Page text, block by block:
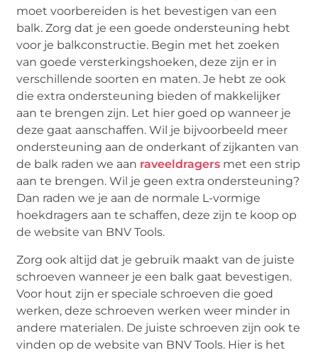
moet voorbereiden is het bevestigen van een
balk. Zorg dat je een goede ondersteuning hebt
voor je balkconstructie. Begin met het zoeken
van goede versterkingshoeken, deze zijn er in
verschillende soorten en maten. Je hebt ze ook
die extra ondersteuning bieden of makkelijker
aan te brengen zijn. Let hier goed op wanneer je
deze gaat aanschaffen. Wil je bijvoorbeeld meer
ondersteuning aan de onderkant of zijkanten van
de balk raden we aan raveeldragers met een strip
aan te brengen. Wil je geen extra ondersteuning?
Dan raden we je aan de normale L-vormige
hoekdragers aan te schaffen, deze zijn te koop op
de website van BNV Tools.
Zorg ook altijd dat je gebruik maakt van de juiste
schroeven wanneer je een balk gaat bevestigen.
Voor hout zijn er speciale schroeven die goed
werken, deze schroeven werken weer minder in
andere materialen. De juiste schroeven zijn ook te
vinden op de website van BNV Tools. Hier is het